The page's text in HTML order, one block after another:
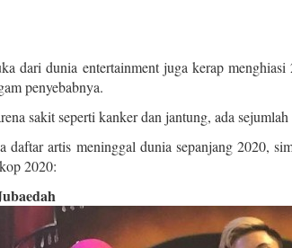
dari dunia entertainment juga kerap
penyebabnya.
sakit seperti kanker dan jantung, ada
daftar artis meninggal dunia sepanjang 2020,
2020: